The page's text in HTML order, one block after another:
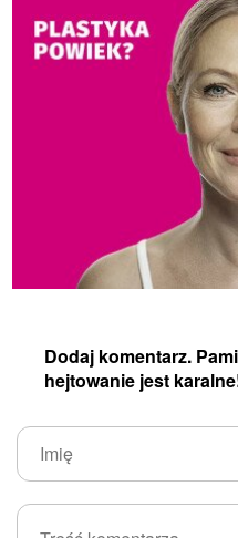
Dodaj komentarz.
hejtowanie jest